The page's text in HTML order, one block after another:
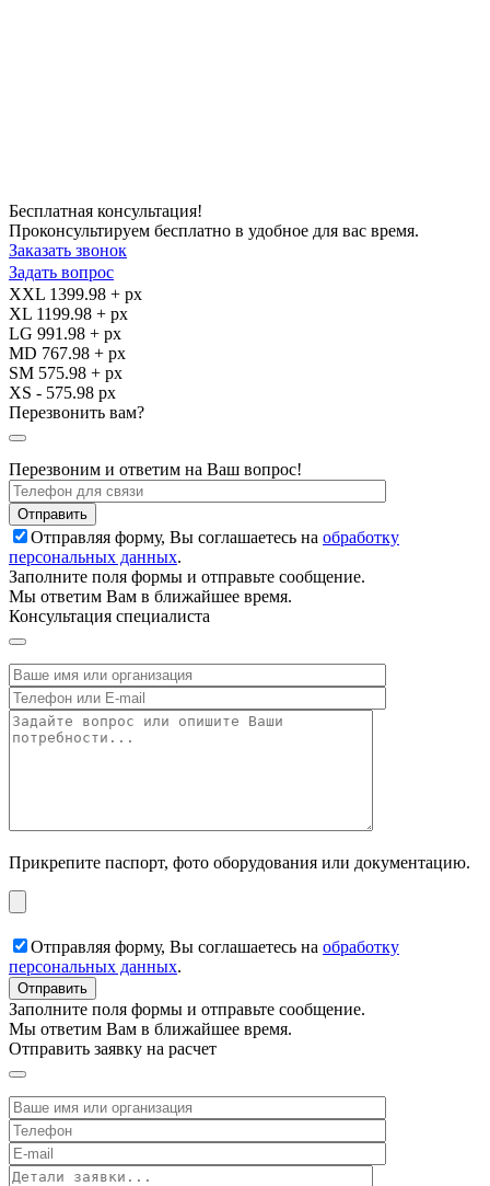
Бесплатная консультация!
Проконсультируем бесплатно в удобное для вас время.
Заказать звонок
Задать вопрос
XXL 1399.98 + px
XL 1199.98 + px
LG 991.98 + px
MD 767.98 + px
SM 575.98 + px
XS - 575.98 px
Перезвонить вам?
Перезвоним и ответим на Ваш вопрос!
Отправляя форму, Вы соглашаетесь на обработку
персональных данных.
Заполните поля формы и отправьте сообщение.
Мы ответим Вам в ближайшее время.
Консультация специалиста
Прикрепите паспорт, фото оборудования или документацию.
Отправляя форму, Вы соглашаетесь на обработку
персональных данных.
Заполните поля формы и отправьте сообщение.
Мы ответим Вам в ближайшее время.
Отправить заявку на расчет